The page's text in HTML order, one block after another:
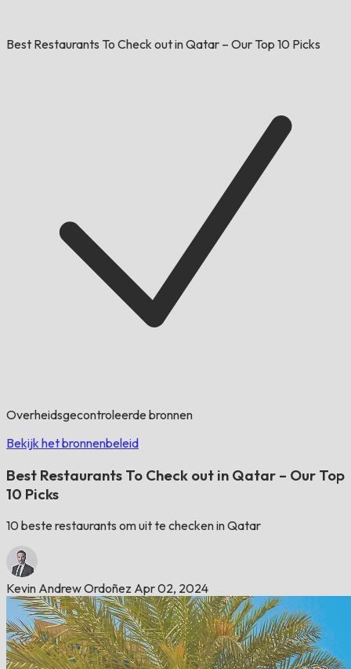
Best Restaurants To Check out in Qatar – Our Top 10 Picks
Overheidsgecontroleerde bronnen
Bekijk het bronnenbeleid
Best Restaurants To Check out in Qatar – Our Top
10 Picks
10 beste restaurants om uit te checken in Qatar
Kevin Andrew Ordoñez Apr 02, 2024